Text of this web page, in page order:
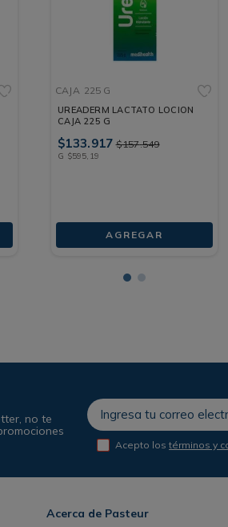
CAJA 225 G
UREADERM LACTATO LOCION
CAJA 225 G
$133.917 $157.549
G $595 19
AGREGAR
no te
Acepto lostérminos y
Acerca de Pasteur